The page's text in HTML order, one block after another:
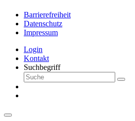
Barrierefreiheit
Datenschutz
Impressum
Login
Kontakt
Suchbegriff